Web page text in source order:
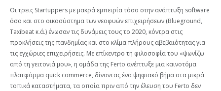
Οι τρεις Startuppers με μακρά εμπειρία τόσο στην ανάπτυξη software
όσο και στο οικοσύστημα των νεοφυών επιχειρήσεων (Blueground,
Taxibeat κ.ά.) ένωσαν τις δυνάμεις τους το 2020, κόντρα στις
προκλήσεις της πανδημίας και στο κλίμα πλήρους αβεβαιότητας για
τις εγχώριες επιχειρήσεις. Με επίκεντρο τη φιλοσοφία του «ψωνίζω
από τη γειτονιά μου», η ομάδα της Ferto ανέπτυξε μια καινοτόμα
πλατφόρμα quick commerce, δίνοντας ένα ψηφιακό βήμα στα μικρά
τοπικά καταστήματα, τα οποία πριν από την έλευση του Ferto δεν